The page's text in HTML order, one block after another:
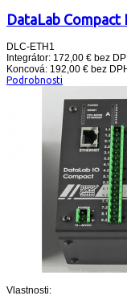
DataLab Compact
DLC-ETH1
Integrátor: 172,00 € bez
Koncová: 192,00 € bez
Podrobnosti
Vlastnosti: